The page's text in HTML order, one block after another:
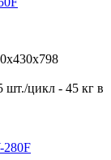
шт./цикл - 45 кг в